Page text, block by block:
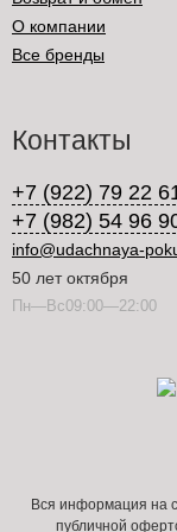
О компании
Все бренды
Контакты
+7 (922) 79 22
+7 (982) 54 96
info@udachnaya-
50 лет октября
Пн—Вс09:00—22:00
Вся информация на
публичной